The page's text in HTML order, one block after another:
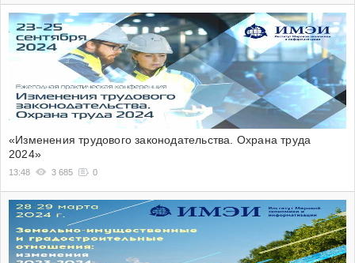
«Изменения трудового законодательства. Охрана труда
2024»
13:48 3 685 0